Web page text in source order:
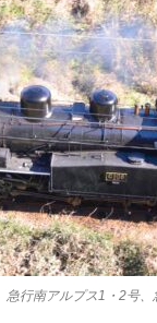
急行南アルプス1・2号